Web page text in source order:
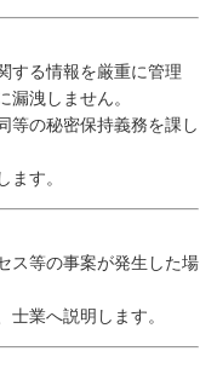
する情報を厳重に管理
漏洩しません。
等の秘密保持義務を課し
ます。
ス等の事案が発生した場
業へ説明します。